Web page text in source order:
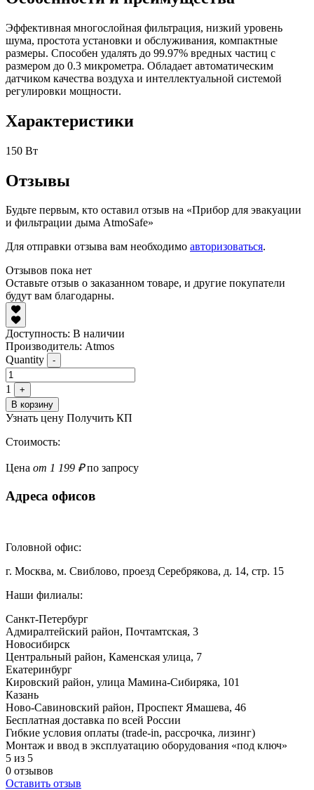
Эффективная многослойная фильтрация, низкий уровень
шума, простота установки и обслуживания, компактные
размеры. Способен удалять до 99.97% вредных частиц с
размером до 0.3 микрометра. Обладает автоматическим
датчиком качества воздуха и интеллектуальной системой
регулировки мощности.
Характеристики
150 Вт
Отзывы
Будьте первым, кто оставил отзыв на «Прибор для эвакуации
и фильтрации дыма AtmoSafe»
Для отправки отзыва вам необходимо авторизоваться.
Отзывов пока нет
Оставьте отзыв о заказанном товаре, и другие покупатели
будут вам благодарны.
Доступность: В наличии
Производитель: Atmos
Quantity
-
1
+
В корзину
Узнать цену Получить КП
Стоимость:
Цена от 1 199 ₽по запросу
Адреса офисов
Головной офис:
г. Москва, м. Свиблово, проезд Серебрякова, д. 14, стр. 15
Наши филиалы:
Санкт-Петербург
Адмиралтейский район, ​Почтамтская, 3
Новосибирск
Центральный район, Каменская улица, 7
Екатеринбург
Кировский район, улица Мамина-Сибиряка, 101
Казань
Ново-Савиновский район, ​Проспект Ямашева, 46
Бесплатная доставка по всей России
Гибкие условия оплаты (trade-in, рассрочка, лизинг)
Монтаж и ввод в эксплуатацию оборудования «под ключ»
5 из 5
0 отзывов
Оставить отзыв